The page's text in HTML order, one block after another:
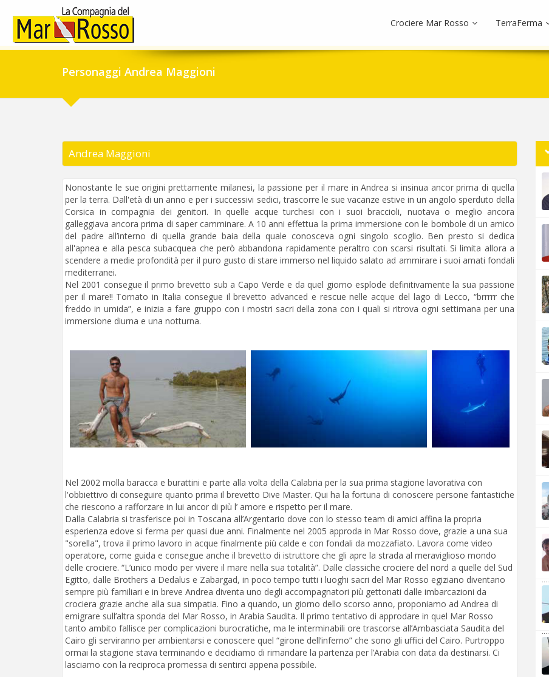
Crociere Mar Rosso TerraFerma
Personaggi Andrea Maggioni
Andrea Maggioni
Nonostante le sue origini prettamente milanesi, la passione per il mare in Andrea si insinua ancor prima di quella
per la terra. Dall'età di un anno e per i successivi sedici, trascorre le sue vacanze estive in un angolo sperduto della
Corsica in compagnia dei genitori. In quelle acque turchesi con i suoi braccioli, nuotava o meglio ancora
galleggiava ancora prima di saper camminare. A 10 anni effettua la prima immersione con le bombole di un amico
del padre all’interno di quella grande baia della quale conosceva ogni singolo scoglio. Ben presto si dedica
all'apnea e alla pesca subacquea che però abbandona rapidamente peraltro con scarsi risultati. Si limita allora a
scendere a medie profondità per il puro gusto di stare immerso nel liquido salato ad ammirare i suoi amati fondali
mediterranei.
Nel 2001 consegue il primo brevetto sub a Capo Verde e da quel giorno esplode definitivamente la sua passione
per il mare!! Tornato in Italia consegue il brevetto advanced e rescue nelle acque del lago di Lecco, “brrrrr che
freddo in umida”, e inizia a fare gruppo con i mostri sacri della zona con i quali si ritrova ogni settimana per una
immersione diurna e una notturna.
Nel 2002 molla baracca e burattini e parte alla volta della Calabria per la sua prima stagione lavorativa con
l'obbiettivo di conseguire quanto prima il brevetto Dive Master. Qui ha la fortuna di conoscere persone fantastiche
che riescono a rafforzare in lui ancor di più l’ amore e rispetto per il mare.
Dalla Calabria si trasferisce poi in Toscana all’Argentario dove con lo stesso team di amici affina la propria
esperienza edove si ferma per quasi due anni. Finalmente nel 2005 approda in Mar Rosso dove, grazie a una sua
"sorella", trova il primo lavoro in acque finalmente più calde e con fondali da mozzafiato. Lavora come video
operatore, come guida e consegue anche il brevetto di istruttore che gli apre la strada al meraviglioso mondo
delle crociere. “L’unico modo per vivere il mare nella sua totalità”. Dalle classiche crociere del nord a quelle del Sud
Egitto, dalle Brothers a Dedalus e Zabargad, in poco tempo tutti i luoghi sacri del Mar Rosso egiziano diventano
sempre più familiari e in breve Andrea diventa uno degli accompagnatori più gettonati dalle imbarcazioni da
crociera grazie anche alla sua simpatia. Fino a quando, un giorno dello scorso anno, proponiamo ad Andrea di
emigrare sull’altra sponda del Mar Rosso, in Arabia Saudita. Il primo tentativo di approdare in quel Mar Rosso
tanto ambito fallisce per complicazioni burocratiche, ma le interminabili ore trascorse all’Ambasciata Saudita del
Cairo gli serviranno per ambientarsi e conoscere quel “girone dell’inferno” che sono gli uffici del Cairo. Purtroppo
ormai la stagione stava terminando e decidiamo di rimandare la partenza per l’Arabia con data da destinarsi. Ci
lasciamo con la reciproca promessa di sentirci appena possibile.
....
....